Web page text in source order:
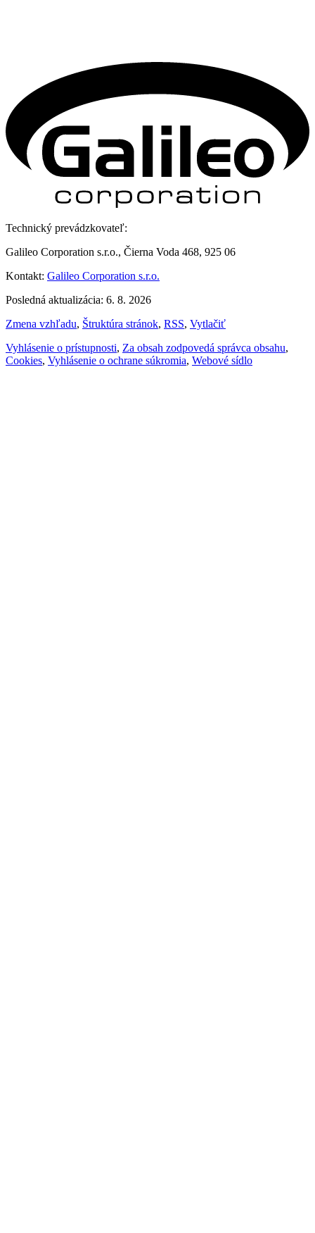
Technický prevádzkovateľ:
Galileo Corporation s.r.o., Čierna Voda 468, 925 06
Kontakt: Galileo Corporation s.r.o.
Posledná aktualizácia: 6. 8. 2026
Zmena vzhľadu, Štruktúra stránok, RSS, Vytlačiť
Vyhlásenie o prístupnosti, Za obsah zodpovedá správca obsahu,
Cookies, Vyhlásenie o ochrane súkromia, Webové sídlo